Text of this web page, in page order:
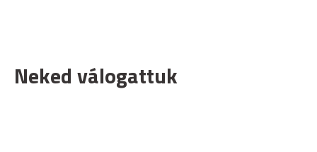
Neked válogattuk